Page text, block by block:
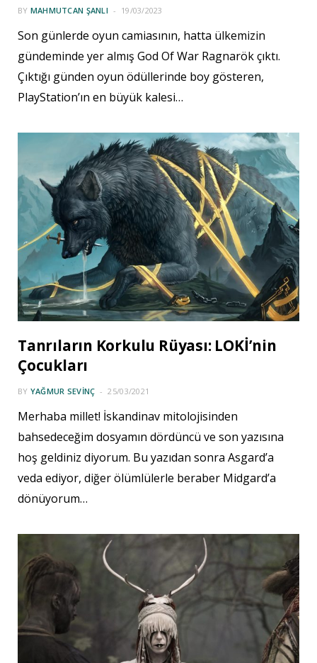
BY MAHMUTCAN ŞANLI 19/03/2023
Son günlerde oyun camiasının, hatta ülkemizin
gündeminde yer almış God Of War Ragnarök çıktı.
Çıktığı günden oyun ödüllerinde boy gösteren,
PlayStation’ın en büyük kalesi…
Tanrıların Korkulu Rüyası: LOKİ’nin
Çocukları
BY YAĞMUR SEVINÇ 25/03/2021
Merhaba millet! İskandinav mitolojisinden
bahsedeceğim dosyamın dördüncü ve son yazısına
hoş geldiniz diyorum. Bu yazıdan sonra Asgard’a
veda ediyor, diğer ölümlülerle beraber Midgard’a
dönüyorum…